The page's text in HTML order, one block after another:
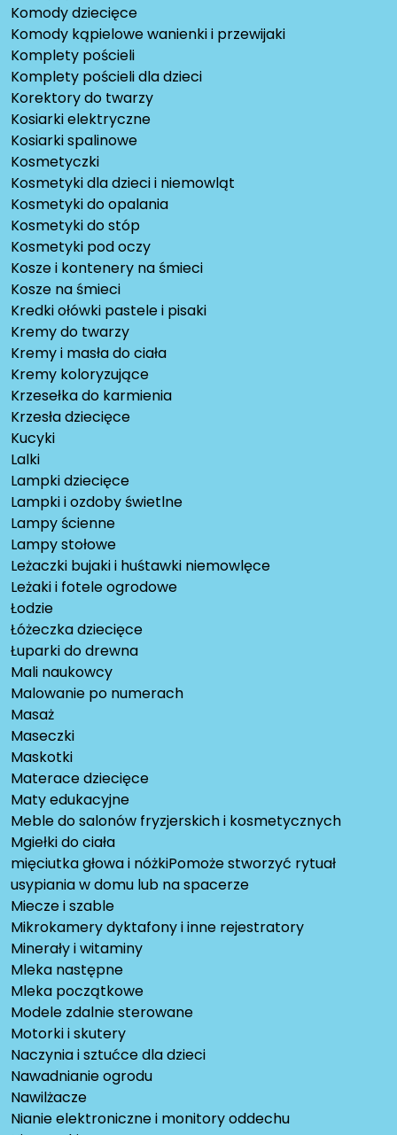
Komody dziecięce
Komody kąpielowe wanienki i przewijaki
Komplety pościeli
Komplety pościeli dla dzieci
Korektory do twarzy
Kosiarki elektryczne
Kosiarki spalinowe
Kosmetyczki
Kosmetyki dla dzieci i niemowląt
Kosmetyki do opalania
Kosmetyki do stóp
Kosmetyki pod oczy
Kosze i kontenery na śmieci
Kosze na śmieci
Kredki ołówki pastele i pisaki
Kremy do twarzy
Kremy i masła do ciała
Kremy koloryzujące
Krzesełka do karmienia
Krzesła dziecięce
Kucyki
Lalki
Lampki dziecięce
Lampki i ozdoby świetlne
Lampy ścienne
Lampy stołowe
Leżaczki bujaki i huśtawki niemowlęce
Leżaki i fotele ogrodowe
Łodzie
Łóżeczka dziecięce
Łuparki do drewna
Mali naukowcy
Malowanie po numerach
Masaż
Maseczki
Maskotki
Materace dziecięce
Maty edukacyjne
Meble do salonów fryzjerskich i kosmetycznych
Mgiełki do ciała
mięciutka głowa i nóżkiPomoże stworzyć rytuał
usypiania w domu lub na spacerze
Miecze i szable
Mikrokamery dyktafony i inne rejestratory
Minerały i witaminy
Mleka następne
Mleka początkowe
Modele zdalnie sterowane
Motorki i skutery
Naczynia i sztućce dla dzieci
Nawadnianie ogrodu
Nawilżacze
Nianie elektroniczne i monitory oddechu